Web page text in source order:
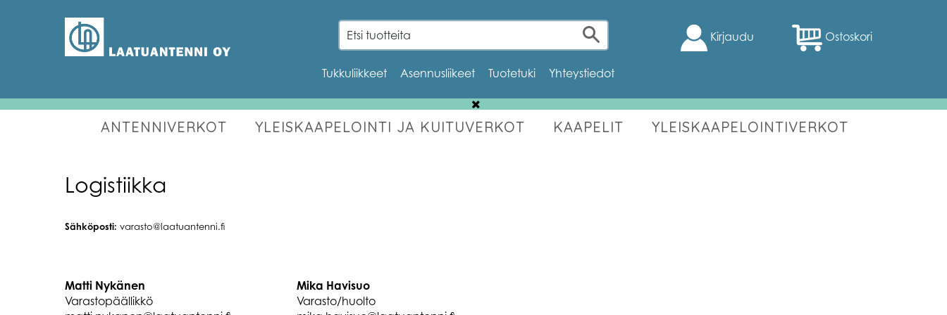
Kirjaudu Ostoskori
Tukkuliikkeet Asennusliikeet Tuotetuki Yhteystiedot
ANTENNIVERKOT YLEISKAAPELOINTI JA KUITUVERKOT KAAPELIT
YLEISKAAPELOINTIVERKOT
Logistiikka
Sähköposti: varasto@laatuantenni.fi
Matti Nykänen
Varastopäällikkö
Mika Havisuo
Varasto/huolto